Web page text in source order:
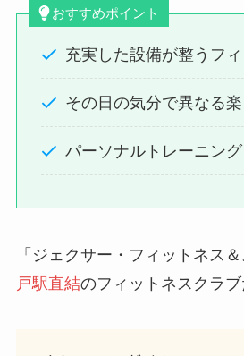
おすすめポイント
充実した設備が整うフ
その日の気分で異なる
パーソナルトレーニング
「ジェクサー・フィットネス＆
戸駅直結のフィットネスクラブ